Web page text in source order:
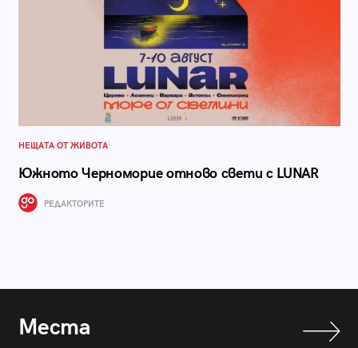
НЕЩАТА ОТ ЖИВОТА
Южното Черноморие отново свети с LUNAR
РЕДАКТОРИТЕ
Места